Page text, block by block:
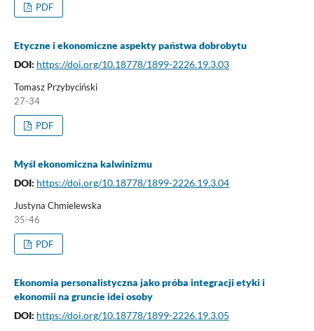
PDF
Etyczne i ekonomiczne aspekty państwa dobrobytu
DOI: https://doi.org/10.18778/1899-2226.19.3.03
Tomasz Przybyciński
27-34
PDF
Myśl ekonomiczna kalwinizmu
DOI: https://doi.org/10.18778/1899-2226.19.3.04
Justyna Chmielewska
35-46
PDF
Ekonomia personalistyczna jako próba integracji etyki i
ekonomii na gruncie idei osoby
DOI: https://doi.org/10.18778/1899-2226.19.3.05